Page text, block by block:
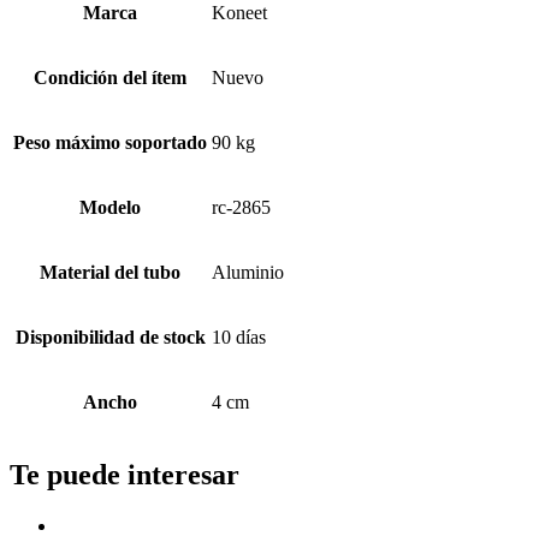
Marca Koneet
Condición del ítem Nuevo
Peso máximo soportado 90 kg
Modelo rc-2865
Material del tubo Aluminio
Disponibilidad de stock 10 días
Ancho 4 cm
Te puede interesar